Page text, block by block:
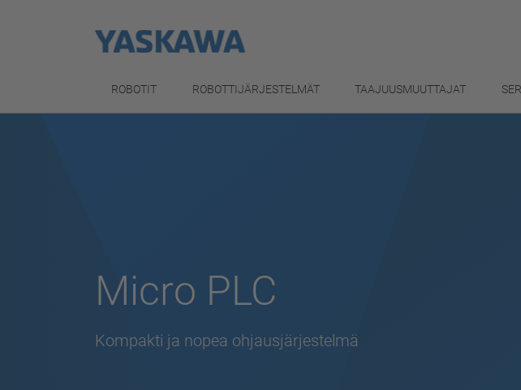
ROBOTIT ROBOTTIJÄRJESTELMÄT TAAJUUSMUUTTAJAT
Micro PLC
Kompakti ja nopea ohjausjärjestelmä